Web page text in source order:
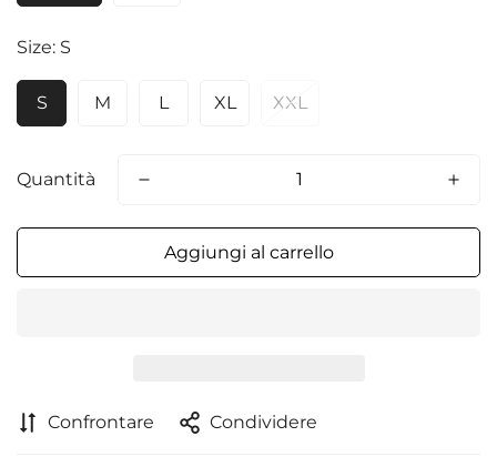
Size: S
S M L XL XXL
Quantità
Aggiungi al carrello
Confrontare Condividere